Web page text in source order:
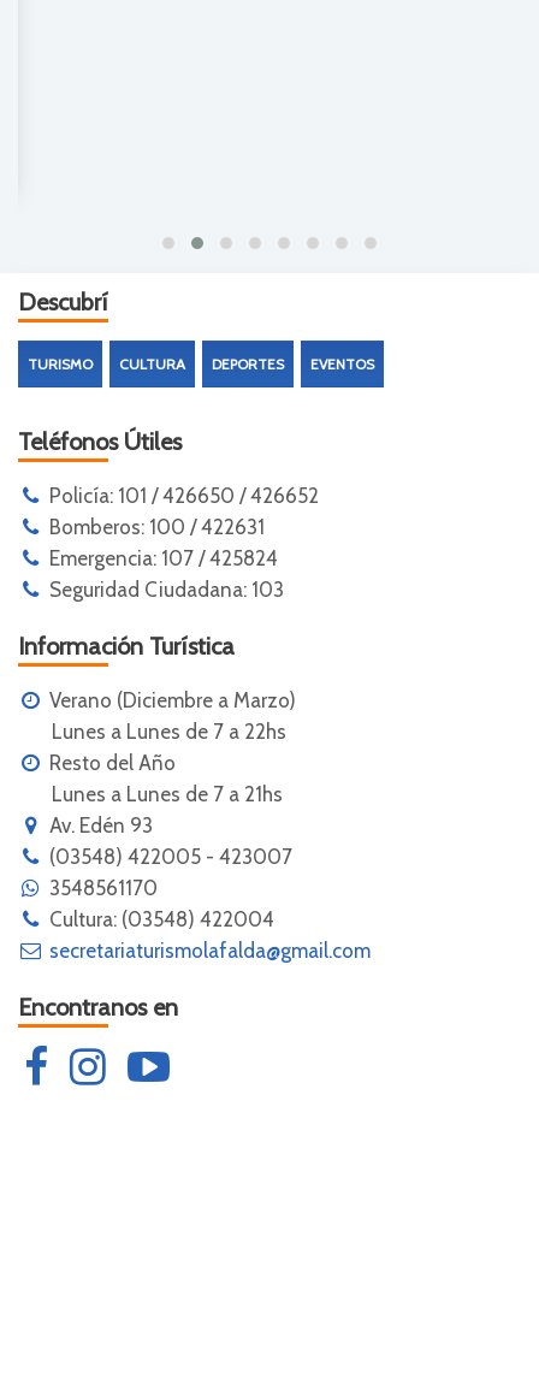
Descubrí
TURISMO CULTURA DEPORTES EVENTOS
Teléfonos Útiles
Policía: 101 / 426650 / 426652
Bomberos: 100 / 422631
Emergencia: 107 / 425824
Seguridad Ciudadana: 103
Información Turística
Verano (Diciembre a Marzo)
Lunes a Lunes de 7 a 22hs
Resto del Año
Lunes a Lunes de 7 a 21hs
Av. Edén 93
(03548) 422005 - 423007
3548561170
Cultura: (03548) 422004
secretariaturismolafalda@gmail.com
Encontranos en